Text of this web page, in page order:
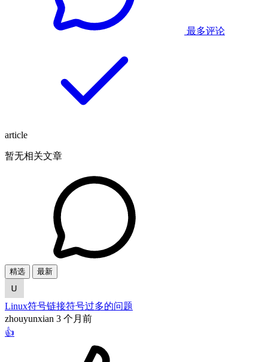
最多评论
article
暂无相关文章
精选 最新
Linux符号链接符号过多的问题
zhouyunxian 3 个月前
👍